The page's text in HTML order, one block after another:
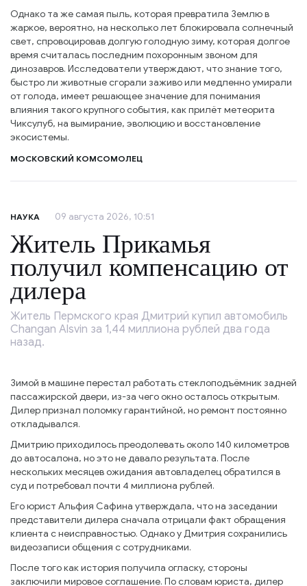
Однако та же самая пыль, которая превратила Землю в
жаркое, вероятно, на несколько лет блокировала солнечный
свет, спровоцировав долгую голодную зиму, которая долгое
время считалась последним похоронным звоном для
динозавров. Исследователи утверждают, что знание того,
быстро ли животные сгорали заживо или медленно умирали
от голода, имеет решающее значение для понимания
влияния такого крупного события, как прилёт метеорита
Чиксулуб, на вымирание, эволюцию и восстановление
экосистемы.
МОСКОВСКИЙ КОМСОМОЛЕЦ
НАУКА 09 августа 2026, 10:51
Житель Прикамья
получил компенсацию от
дилера
Житель Пермского края Дмитрий купил автомобиль
Changan Alsvin за 1,44 миллиона рублей два года
назад.
Зимой в машине перестал работать стеклоподъёмник задней
пассажирской двери, из-за чего окно осталось открытым.
Дилер признал поломку гарантийной, но ремонт постоянно
откладывался.
Дмитрию приходилось преодолевать около 140 километров
до автосалона, но это не давало результата. После
нескольких месяцев ожидания автовладелец обратился в
суд и потребовал почти 4 миллиона рублей.
Его юрист Альфия Сафина утверждала, что на заседании
представители дилера сначала отрицали факт обращения
клиента с неисправностью. Однако у Дмитрия сохранились
видеозаписи общения с сотрудниками.
После того как история получила огласку, стороны
заключили мировое соглашение. По словам юриста, дилер